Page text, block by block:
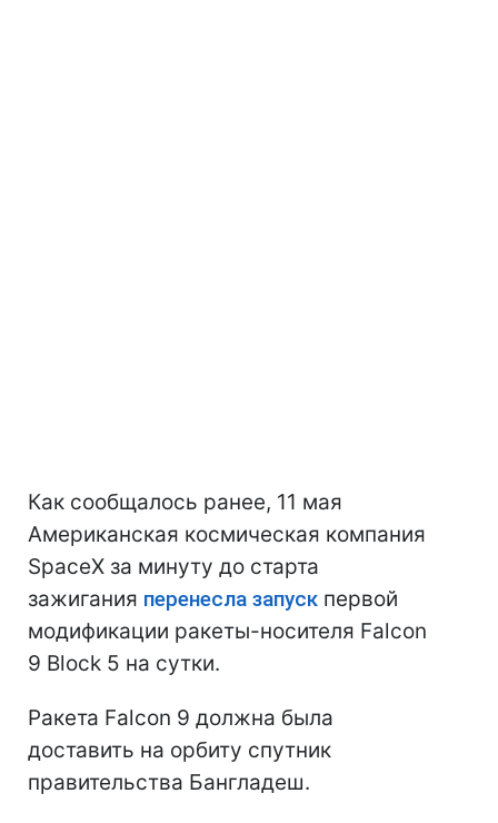
Как сообщалось ранее, 11 мая
Американская космическая компания
SpaceX за минуту до старта
зажигания перенесла запуск первой
модификации ракеты-носителя Falcon
9 Block 5 на сутки.
Ракета Falcon 9 должна была
доставить на орбиту спутник
правительства Бангладеш.